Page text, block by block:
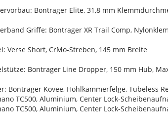
Bontrager Elite, 31,8 mm
Griffe: Bontrager XR Trail Comp,
Verse Short, CrMo-Streben, 145 mm Breite
Bontrager Line Dropper, 150 mm Hub,
Bontrager Kovee, Hohlkammerfelge, Tubeless
TC500, Aluminium, Center Lock-
TC500, Aluminium, Center Lock-